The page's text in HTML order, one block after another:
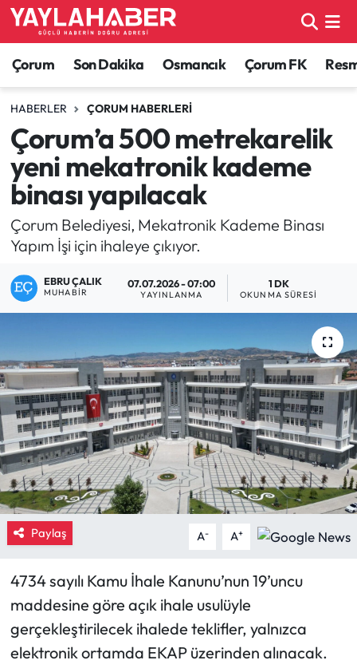
Çorum Son Dakika Osmancık Çorum FK
HABERLER ÇORUM HABERLERI
Çorum’a 500 metrekarelik
yeni mekatronik kademe
binası yapılacak
Çorum Belediyesi, Mekatronik Kademe Binası
Yapım İşi için ihaleye çıkıyor.
EBRU ÇALIK
MUHABIR
07.07.2026 - 07:00
YAYINLANMA
1 DK
OKUNMA SÜRESI
Paylaş A- A+
4734 sayılı Kamu İhale Kanunu’nun 19’uncu
maddesine göre açık ihale usulüyle
gerçekleştirilecek ihalede teklifler, yalnızca
elektronik ortamda EKAP üzerinden alınacak.
Alaca Haberleri
Bayat Haberleri
Bilgi - Keşfet Haberleri
Bilim ve Teknoloji
Boğazkale Haberleri
Eğitim
Ekonomi
Güncel
İskilip Haberleri
Kargı Haberleri
Kimdir?
Kültür Sanat
Çorum Nöbetçi Eczaneler
Çorum Hava Durumu
Çorum Namaz Vakitleri
Çorum Trafik Yoğunluk Haritası
TFF 1.Lig Puan Durumu ve Fikstür